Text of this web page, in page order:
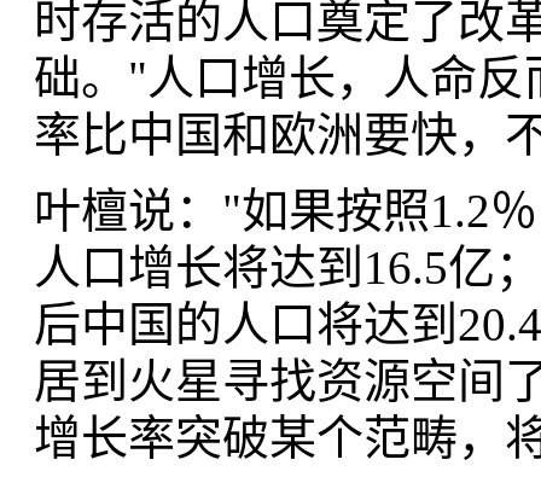
时存活的人口奠定了改
础。"人口增长，人命
率比中国和欧洲要快，
叶檀说："如果按照1.2
人口增长将达到16.5亿
后中国的人口将达到
居到火星寻找资源空间
增长率突破某个范畴，